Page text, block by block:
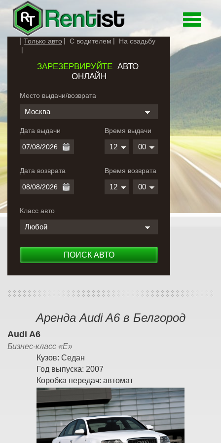
Toggle
Только авто С водителем На свадьбу
ЗАРЕЗЕРВИРУЙТЕАВТО
ОНЛАЙН
Место выдачи/возврата
Москва
Дата выдачи
Дата возврата
Время выдачи
12 00
Время возврата
12 00
Класс авто
Любой
ПОИСК АВТО
Аренда Audi A6 в Белгород
Audi A6
Бизнес-класс «E»
Кузов: Седан
Год выпуска: 2007
Коробка передач: автомат